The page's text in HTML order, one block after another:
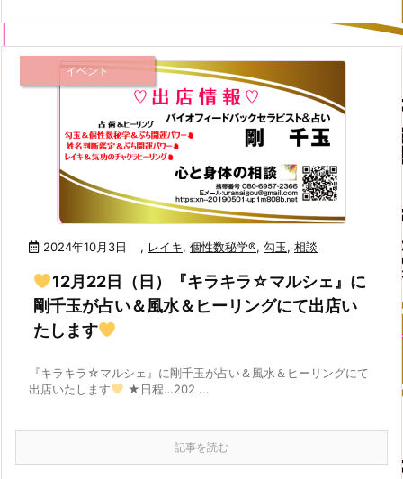
2024年10月3日
イベント
, レイキ, 個性数秘学®, 勾玉, 相談
12月22日（日）『キラキラ☆マルシェ』に
剛千玉が占い＆風水＆ヒーリングにて出店い
たします
『キラキラ☆マルシェ』に剛千玉が占い＆風水＆ヒーリングにて
出店いたします
★日程…202 ...
記事を読む